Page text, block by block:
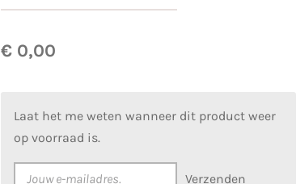
€ 0,00
Laat het me weten wanneer dit product weer
op voorraad is.
Verzenden